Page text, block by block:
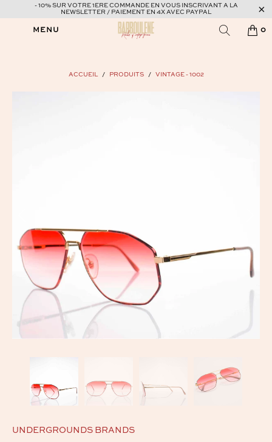
- 10% SUR VOTRE 1ERE COMMANDE EN VOUS INSCRIVANT A LA
NEWSLETTER / PAIEMENT EN 4X AVEC PAYPAL
MENU 0
ACCUEIL / PRODUITS / VINTAGE - 1002
UNDERGROUNDS BRANDS